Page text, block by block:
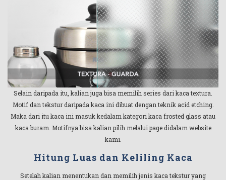
Selain daripada itu, kalian juga bisa memilih series dari kaca textura.
Motif dan tekstur daripada kaca ini dibuat dengan teknik acid etching.
Maka dari itu kaca ini masuk kedalam kategori kaca frosted glass atau
kaca buram. Motifnya bisa kalian pilih melalui page didalam website
kami.
Hitung Luas dan Keliling Kaca
Setelah kalian menentukan dan memilih jenis kaca tekstur yang